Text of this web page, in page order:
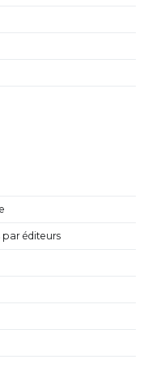
par éditeurs